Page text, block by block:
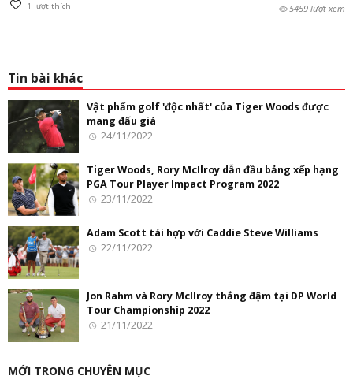
1 lượt thích 5459 lượt xem
Tin bài khác
Vật phẩm golf 'độc nhất' của Tiger Woods được
mang đấu giá
24/11/2022
Tiger Woods, Rory McIlroy dẫn đầu bảng xếp hạng
PGA Tour Player Impact Program 2022
23/11/2022
Adam Scott tái hợp với Caddie Steve Williams
22/11/2022
Jon Rahm và Rory McIlroy thắng đậm tại DP World
Tour Championship 2022
21/11/2022
MỚI TRONG CHUYÊN MỤC